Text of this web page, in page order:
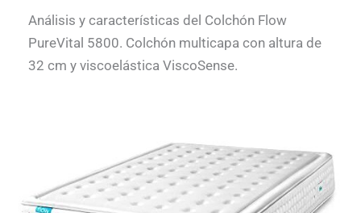
Análisis y características del Colchón Flow
PureVital 5800. Colchón multicapa con altura de
32 cm y viscoelástica ViscoSense.